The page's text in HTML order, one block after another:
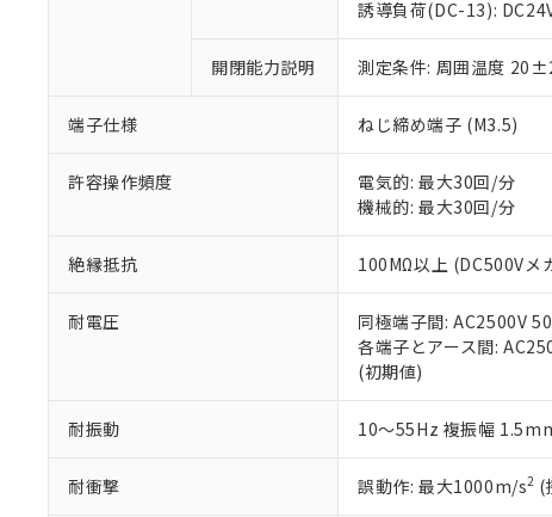
誘導負荷(DC-13):
開閉能力説明 測定条件: 周囲温度
端子仕様 ねじ締め端子 (M3.5)
許容操作頻度
電気的: 最大30回/分
機械的: 最大30回/分
絶縁抵抗 100MΩ以上 (DC500Vメ
耐電圧
同極端子間: AC2500V
各端子とアース間:
(初期値)
耐振動 10～55Hz 複振幅
耐衝撃 誤動作: 最大1000m/s2 (
本サービスは
くものです。
当社制御機器
在庫状況およ
のであり、閲
い。
正式な納期状
オムロン制御機
在庫状況およ
す。
マイパーツ機
お客様が当ウ
が、当社の製
※当社の共同利
いる法人を指
があります。
*EU RoHS指令（10物質）
鉛(Pb) 1000ppm以下、 水
フタル酸ビス(2-エチルヘ
フタル酸エステル類の４物
※2 対応予定月
部品在庫の切り替え
※3 非含有証明書
下記の非含有証明書
EU RoHS指令（10
「○」：最大均質材
「×」：最大均質材
「－」：未確認です
*中国RoHS10物質の基準
Pb(鉛) :1000ppm、 Hg(水
Cr(Ⅵ)(六価クロム) :
DBP(フタル酸ジブチル) :
DEHP(フタル酸ビス(2-エ
※2 環境保護使用
「ｅ」：有害物質（
「10」：通常の使用
味します。
「－」：未確認です
当社は、これ
う）を輸出ま
などの必要な手
当社は規制貨
ます。
当社は貴社製
当社は、貴社
また当社は、
号
説明
○ 一定数以上
一定数に
機器販売店